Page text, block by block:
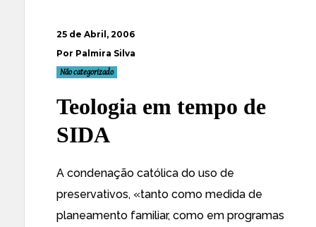
25 de Abril, 2006
Por Palmira Silva
Não categorizado
Teologia em tempo de
SIDA
A condenação católica do uso de
preservativos, «tanto como medida de
planeamento familiar, como em programas